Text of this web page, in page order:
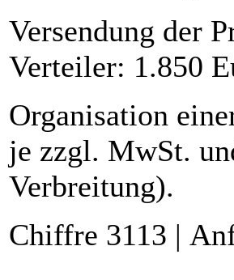
Versendung der
Verteiler: 1.850
Organisation
je zzgl. MwSt.
Verbreitung).
Chiffre 3113 |